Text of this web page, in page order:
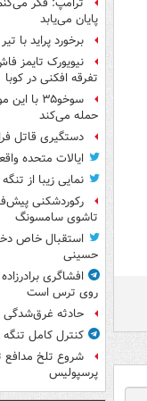
ترامپ: فکر
پایان می‌یابد
برخورد پراید با تیر برق ۲ فوتی بر
نیویورک تایمز
تفرقه افکنی در کوبا
سوخو۳۵
حمله می‌کند
دستگیری قاتل
ایالات متحده
نمایی زیبا از
رکوردشکنی
تاشوی سامسونگ
استقبال خاص
حسینی
افشاگری
روی ترس است
حادثه غرق‌شدگی در
کنترل کامل
شروع تلخ مدافع
پرسپولیس